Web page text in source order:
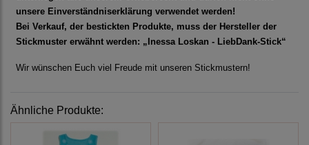
unsere Einverständniserklärung verwendet werden!
Bei Verkauf, der bestickten Produkte, muss der Hersteller der
Stickmuster erwähnt werden: „Inessa Loskan - LiebDank-Stick“
Wir wünschen Euch viel Freude mit unseren Stickmustern!
Ähnliche Produkte: